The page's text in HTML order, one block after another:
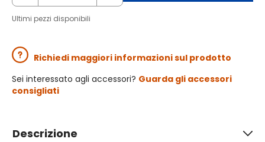
Ultimi pezzi disponibili
Richiedi maggiori informazioni sul prodotto
Sei interessato agli accessori? Guarda gli accessori
consigliati
Descrizione